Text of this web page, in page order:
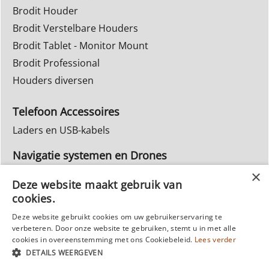
Brodit Houder
Brodit Verstelbare Houders
Brodit Tablet - Monitor Mount
Brodit Professional
Houders diversen
Telefoon Accessoires
Laders en USB-kabels
Navigatie systemen en Drones
Inbouw Autoradio's
Info Webwinkel
Ruilen & Retourneren
Privacy
Deze website maakt gebruik van
cookies.
Deze website gebruikt cookies om uw gebruikerservaring te
verbeteren. Door onze website te gebruiken, stemt u in met alle
cookies in overeenstemming met ons Cookiebeleid. Lees verder
DETAILS WEERGEVEN